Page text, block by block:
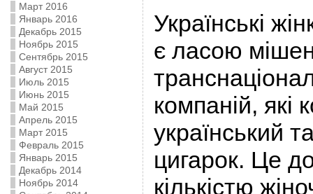
Март 2016
Январь 2016
Декабрь 2015
Ноябрь 2015
Сентябрь 2015
Август 2015
Июль 2015
Июнь 2015
Май 2015
Апрель 2015
Март 2015
Февраль 2015
Январь 2015
Декабрь 2014
Ноябрь 2014
Українські
є ласою
компаній, які
український
цигарок. Це
кількістю